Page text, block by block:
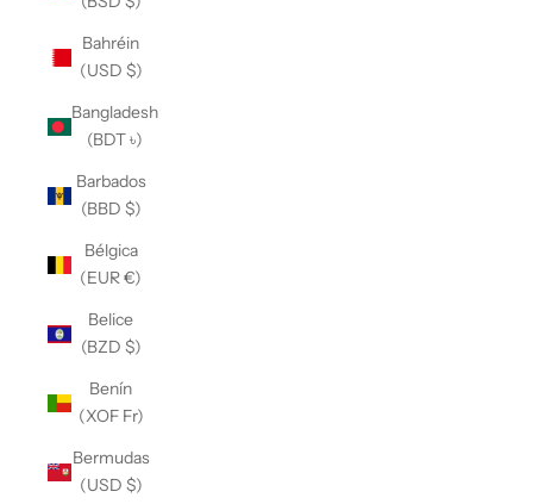
Bahréin
(USD $)
Bangladesh
(BDT ৳)
Barbados
(BBD $)
Bélgica
(EUR €)
Belice
(BZD $)
Benín
(XOF Fr)
Bermudas
(USD $)